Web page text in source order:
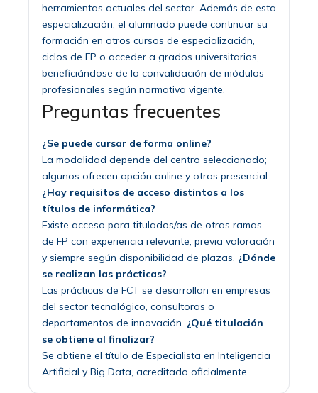
herramientas actuales del sector. Además de esta
especialización, el alumnado puede continuar su
formación en otros cursos de especialización,
ciclos de FP o acceder a grados universitarios,
beneficiándose de la convalidación de módulos
profesionales según normativa vigente.
Preguntas frecuentes
¿Se puede cursar de forma online?
La modalidad depende del centro seleccionado;
algunos ofrecen opción online y otros presencial.
¿Hay requisitos de acceso distintos a los
títulos de informática?
Existe acceso para titulados/as de otras ramas
de FP con experiencia relevante, previa valoración
y siempre según disponibilidad de plazas. ¿Dónde
se realizan las prácticas?
Las prácticas de FCT se desarrollan en empresas
del sector tecnológico, consultoras o
departamentos de innovación. ¿Qué titulación
se obtiene al finalizar?
Se obtiene el título de Especialista en Inteligencia
Artificial y Big Data, acreditado oficialmente.